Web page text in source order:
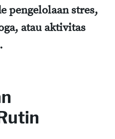
pengelolaan stres,
atau aktivitas